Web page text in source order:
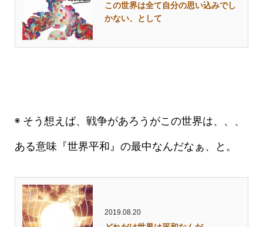
この世界は全て自分の思い込みでし
かない、として
◉ そう想えば、戦争があろうがこの世界は、、、
ある意味『世界平和』の最中なんだなぁ、と。
2019.08.20